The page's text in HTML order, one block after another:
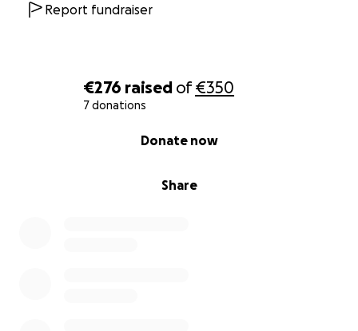
€276 raised of€350
7 donations
Share
Donate now
Report fundraiser